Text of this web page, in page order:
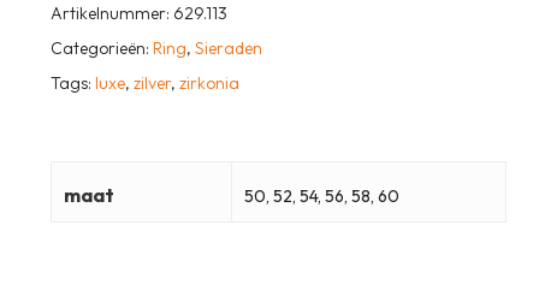
Artikelnummer: 629.113
Categorieën: Ring, Sieraden
Tags: luxe, zilver, zirkonia
maat 50, 52, 54, 56, 58, 60